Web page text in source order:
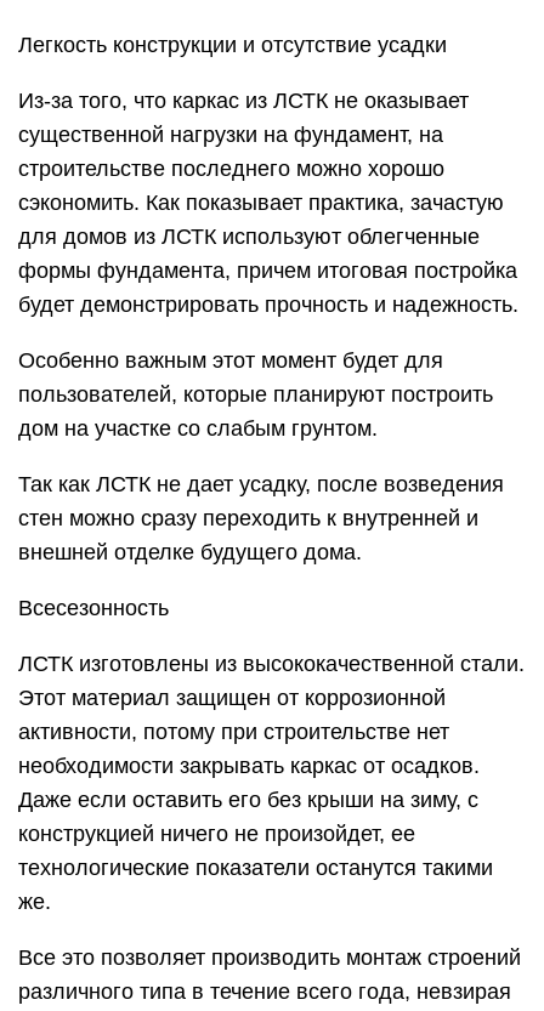
Легкость конструкции и отсутствие усадки
Из-за того, что каркас из ЛСТК не оказывает
существенной нагрузки на фундамент, на
строительстве последнего можно хорошо
сэкономить. Как показывает практика, зачастую
для домов из ЛСТК используют облегченные
формы фундамента, причем итоговая постройка
будет демонстрировать прочность и надежность.
Особенно важным этот момент будет для
пользователей, которые планируют построить
дом на участке со слабым грунтом.
Так как ЛСТК не дает усадку, после возведения
стен можно сразу переходить к внутренней и
внешней отделке будущего дома.
Всесезонность
ЛСТК изготовлены из высококачественной стали.
Этот материал защищен от коррозионной
активности, потому при строительстве нет
необходимости закрывать каркас от осадков.
Даже если оставить его без крыши на зиму, с
конструкцией ничего не произойдет, ее
технологические показатели останутся такими
же.
Все это позволяет производить монтаж строений
различного типа в течение всего года, невзирая